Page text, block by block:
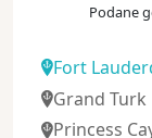
Podane
Fort
Grand Turk
Princess